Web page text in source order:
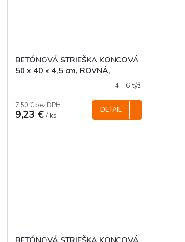
BETÓNOVÁ STRIEŠKA KONCOVÁ
50 x 40 x 4,5 cm, ROVNÁ,
4 - 6 týž.
7,50 € bez DPH
9,23 € / ks
DETAIL